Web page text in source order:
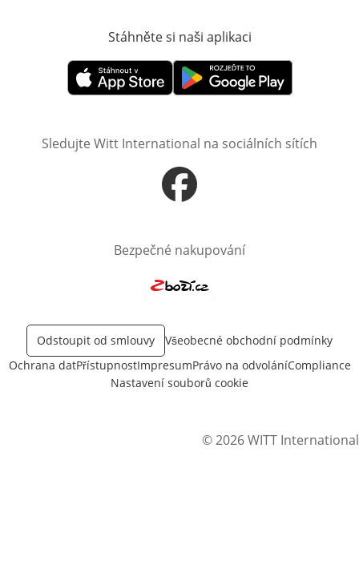
Stáhněte si naši aplikaci
Otevře v novém okněOtevře v novém okně
Sledujte Witt International na sociálních sítích
Otevře v novém okně
Bezpečné nakupování
Odstoupit od smlouvy
Všeobecné obchodní podmínky
Ochrana datPřístupnostImpresumPrávo na odvoláníCompliance
Nastavení souborů cookie
© 2026 WITT International